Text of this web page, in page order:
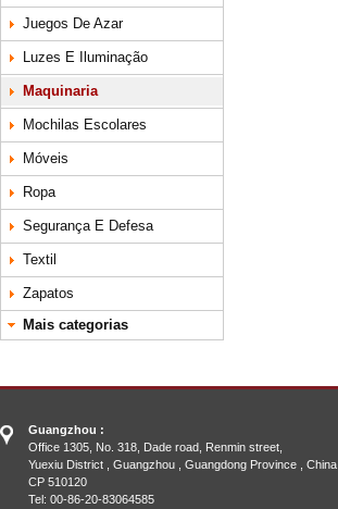
Juegos De Azar
Luzes E Iluminação
Maquinaria
Mochilas Escolares
Móveis
Ropa
Segurança E Defesa
Textil
Zapatos
Mais categorias
Guangzhou :
Office 1305, No. 318, Dade road, Renmin street,
Yuexiu District , Guangzhou , Guangdong Province , China
CP 510120
Tel: 00-86-20-83064585